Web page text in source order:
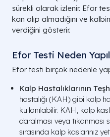
sürekli olarak izlenir. Efor
kan alıp almadığını ve
verdiğini gösterir.
Efor Testi Neden
Efor testi birçok nedenle
Kalp Hastalıklarının
hastalığı (KAH) gibi kalp
kullanılabilir. KAH, kalp
daralması veya tıkanması
sırasında kalp kaslarınız